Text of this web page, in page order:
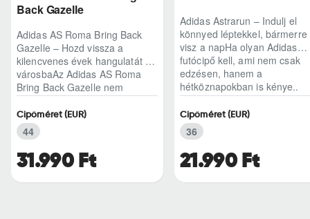
Back Gazelle
Adidas AS Roma Bring Back
Gazelle – Hozd vissza a
kilencvenes évek hangulatát a
városbaAz Adidas AS Roma
Bring Back Gazelle nem
egyszerű sneaker, hane..
31.990 Ft
Cipőméret (EUR)
44
Adidas Astrarun – Indulj el
könnyed léptekkel, bármerre
visz a napHa olyan Adidas
futócipő kell, ami nem csak
edzésen, hanem a
hétköznapokban is kénye..
21.990 Ft
Cipőméret (EUR)
36